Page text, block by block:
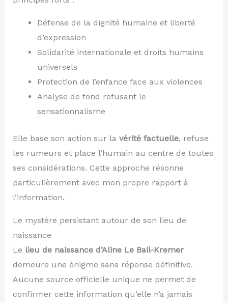
Défense de la dignité humaine et liberté
d’expression
Solidarité internationale et droits humains
universels
Protection de l’enfance face aux violences
Analyse de fond refusant le
sensationnalisme
Elle base son action sur la vérité factuelle, refuse
les rumeurs et place l’humain au centre de toutes
ses considérations. Cette approche résonne
particulièrement avec mon propre rapport à
l’information.
Le mystère persistant autour de son lieu de
naissance
Le lieu de naissance d’Aline Le Bail-Kremer
demeure une énigme sans réponse définitive.
Aucune source officielle unique ne permet de
confirmer cette information qu’elle n’a jamais